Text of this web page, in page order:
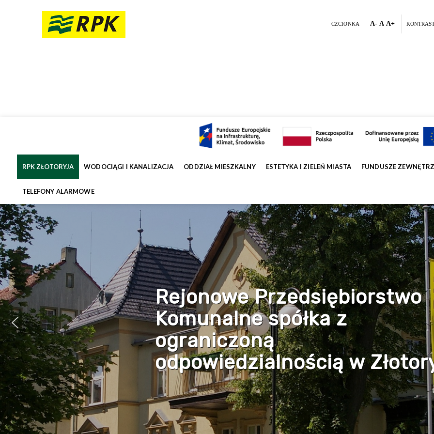
CZCIONKA A- A A+
RPK ZŁOTORYJA WODOCIĄGI I KANALIZACJA ODDZIAŁ MIESZKALNY ESTETYKA I ZIELEŃ MIASTA FUNDUSZE
TELEFONY ALARMOWE
Rejonowe Przedsiębiorstwo
Komunalne spółka z
ograniczoną
odpowiedzialnością w